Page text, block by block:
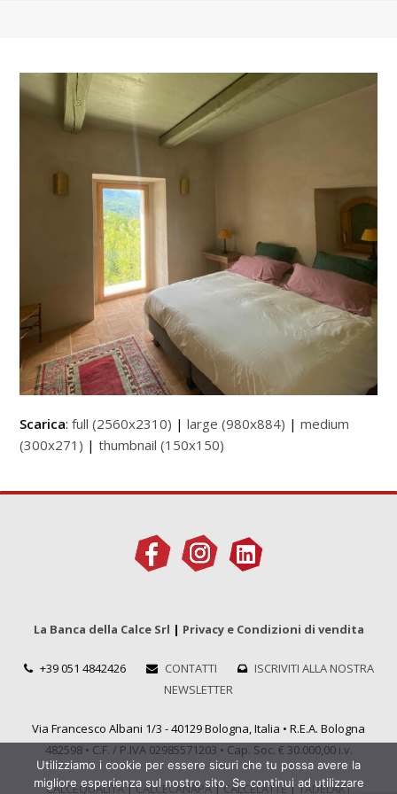
Scarica:full (2560x2310) |large (980x884) |medium
(300x271) |thumbnail (150x150)
La Banca della Calce Srl | Privacy e Condizioni di vendita
+39 051 4842426 CONTATTI
ISCRIVITI ALLA NOSTRA
NEWSLETTER
Via Francesco Albani 1/3 - 40129 Bologna, Italia • R.E.A. Bologna
482598 • C.F. / P.IVA 02985571203 • Cap. Soc. € 30.000,00 i.v.
CALCEQUALITÀ|CALCECANAPA|CALCELATTE|TADELAKT
Utilizziamo i cookie per essere sicuri che tu possa avere la
migliore esperienza sul nostro sito. Se continui ad utilizzare